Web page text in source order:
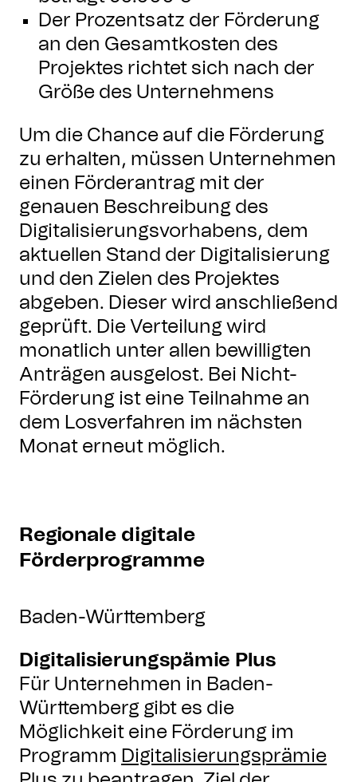
Der Prozentsatz der Förderung
an den Gesamtkosten des
Projektes richtet sich nach der
Größe des Unternehmens
Um die Chance auf die Förderung
zu erhalten, müssen Unternehmen
einen Förderantrag mit der
genauen Beschreibung des
Digitalisierungsvorhabens, dem
aktuellen Stand der Digitalisierung
und den Zielen des Projektes
abgeben. Dieser wird anschließend
geprüft. Die Verteilung wird
monatlich unter allen bewilligten
Anträgen ausgelost. Bei Nicht-
Förderung ist eine Teilnahme an
dem Losverfahren im nächsten
Monat erneut möglich.
Regionale digitale
Förderprogramme
Baden-Württemberg
Digitalisierungspämie Plus
Für Unternehmen in Baden-
Württemberg gibt es die
Möglichkeit eine Förderung im
Programm Digitalisierungsprämie